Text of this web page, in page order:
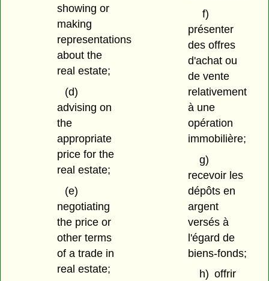
showing or
making
representations
about the
real estate;
(d)
advising on
the
appropriate
price for the
real estate;
(e)
negotiating
the price or
other terms
of a trade in
real estate;
f)
présenter
des offres
d'achat ou
de vente
relativement
à une
opération
immobilière;
g)
recevoir les
dépôts en
argent
versés à
l'égard de
biens-fonds;
h) offrir